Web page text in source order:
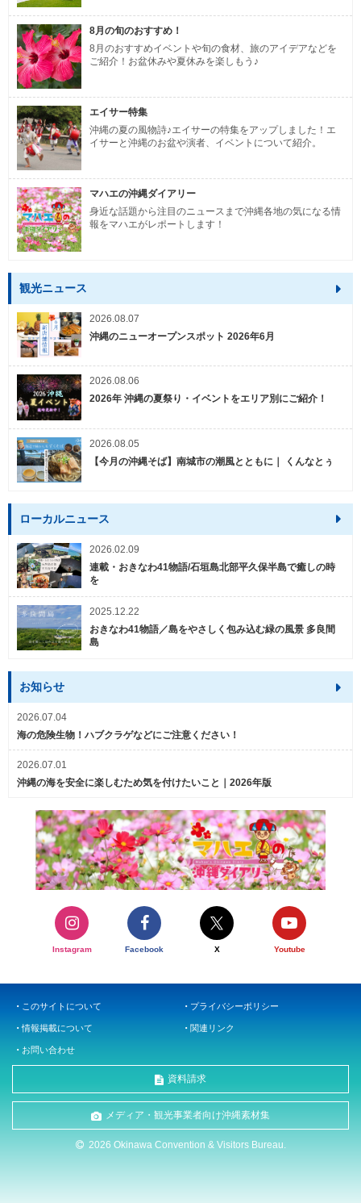
8月の旬のおすすめ！
8月のおすすめイベントや旬の食材、旅のアイデアなどを
ご紹介！お盆休みや夏休みを楽しもう♪
エイサー特集
沖縄の夏の風物詩♪エイサーの特集をアップしました！エ
イサーと沖縄のお盆や演者、イベントについて紹介。
マハエの沖縄ダイアリー
身近な話題から注目のニュースまで沖縄各地の気になる情
報をマハエがレポートします！
観光ニュース
2026.08.07
沖縄のニューオープンスポット 2026年6月
2026.08.06
2026年 沖縄の夏祭り・イベントをエリア別にご紹介！
2026.08.05
【今月の沖縄そば】南城市の潮風とともに｜ くんなとぅ
ローカルニュース
2026.02.09
連載・おきなわ41物語/石垣島北部平久保半島で癒しの時
を
2025.12.22
おきなわ41物語／島をやさしく包み込む緑の風景 多良間
島
お知らせ
2026.07.04
海の危険生物！ハブクラゲなどにご注意ください！
2026.07.01
沖縄の海を安全に楽しむため気を付けたいこと｜2026年版
Instagram Facebook X Youtube
このサイトについて プライバシーポリシー
情報掲載について 関連リンク
お問い合わせ
資料請求
メディア・観光事業者向け沖縄素材集
2026 Okinawa Convention & Visitors Bureau.